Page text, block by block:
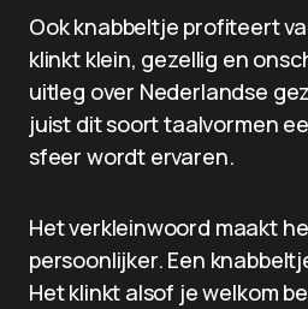
Ook knabbeltje profiteert
klinkt klein, gezellig en
uitleg over Nederlandse
juist dit soort taalvormen
sfeer wordt ervaren.
Het verkleinwoord maakt
persoonlijker. Een
Het klinkt alsof je welkom